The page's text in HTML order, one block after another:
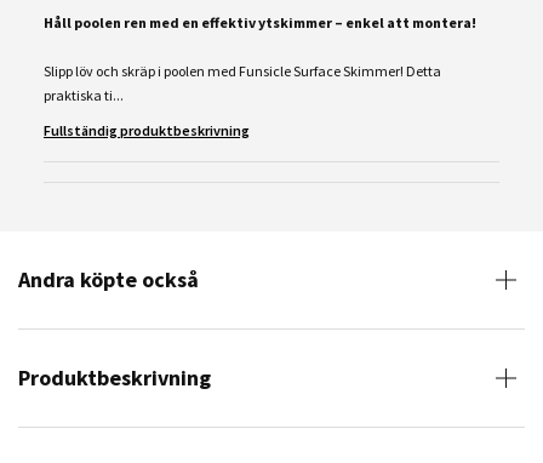
Håll poolen ren med en effektiv ytskimmer – enkel att montera!
Slipp löv och skräp i poolen med Funsicle Surface Skimmer! Detta
praktiska ti...
Fullständig produktbeskrivning
Andra köpte också
Produktbeskrivning